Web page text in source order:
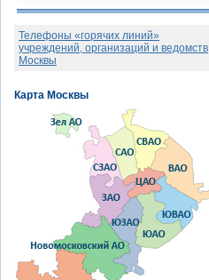
Телефоны «горячих линий»
учреждений, организаций и ведомств
Москвы